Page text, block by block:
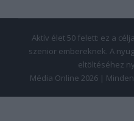
Aktív élet 50 felett: ez a
szenior embereknek. A
eltöltéséhez
Média Online 2026 |